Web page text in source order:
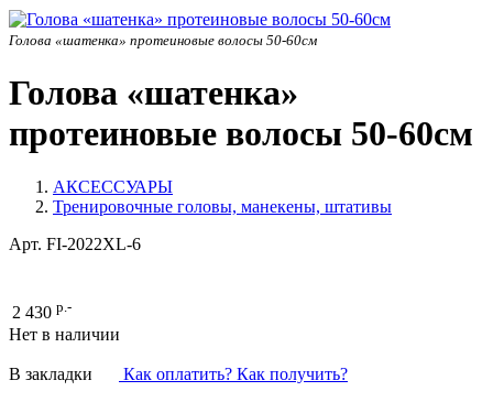
Голова «шатенка» протеиновые волосы 50-60см
Голова «шатенка»
протеиновые волосы 50-60см
АКСЕССУАРЫ
Тренировочные головы, манекены, штативы
Арт. FI-2022XL-6
2 430 р.-
Нет в наличии
В закладки Как оплатить? Как получить?